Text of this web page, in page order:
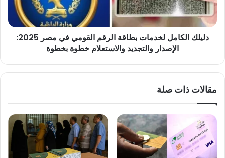
في
مصر
2025:
الإصدار
دليلك الكامل لخدمات بطاقة الرقم القومي في مصر 2025:
الإصدار والتجديد والاستعلام خطوة بخطوة
مقالات ذات صلة